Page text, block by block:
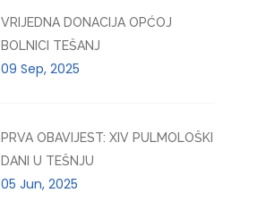
VRIJEDNA DONACIJA OPĆOJ
BOLNICI TEŠANJ
09 Sep, 2025
PRVA OBAVIJEST: XIV PULMOLOŠKI
DANI U TEŠNJU
05 Jun, 2025